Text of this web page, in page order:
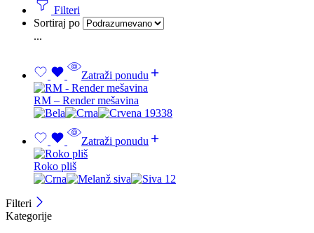
Filteri
Sortiraj po
...
Zatraži ponudu
RM – Render mešavina
Zatraži ponudu
Roko pliš
Filteri
Kategorije